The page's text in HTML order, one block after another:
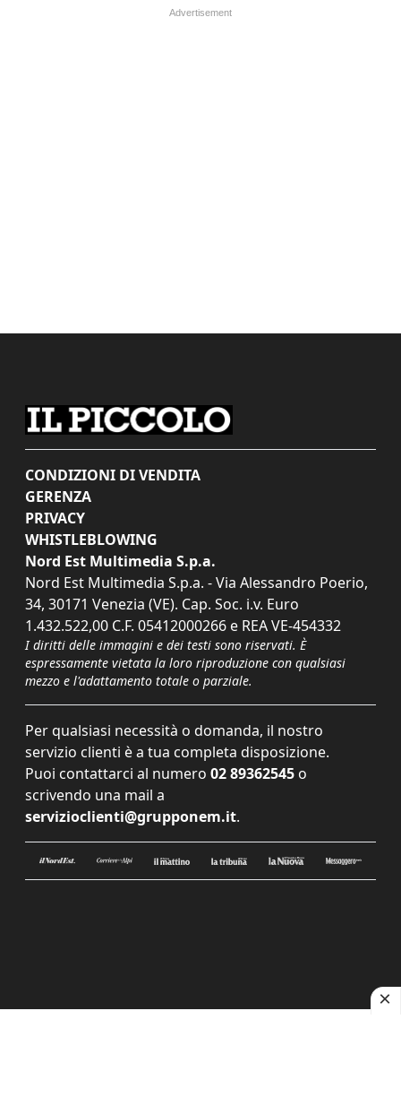
CONDIZIONI DI VENDITA
GERENZA
PRIVACY
WHISTLEBLOWING
Nord Est Multimedia S.p.a.
Nord Est Multimedia S.p.a. - Via Alessandro Poerio,
34, 30171 Venezia (VE). Cap. Soc. i.v. Euro
1.432.522,00 C.F. 05412000266 e REA VE-454332
I diritti delle immagini e dei testi sono riservati. È
espressamente vietata la loro riproduzione con qualsiasi
mezzo e l'adattamento totale o parziale.
Per qualsiasi necessità o domanda, il nostro
servizio clienti è a tua completa disposizione.
Puoi contattarci al numero 02 89362545 o
scrivendo una mail a
servizioclienti@grupponem.it.